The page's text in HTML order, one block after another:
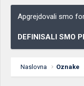
Apgrejdovali smo
DEFINISALI SMO
Naslovna Oznake